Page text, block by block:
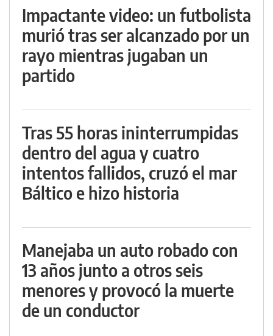
Impactante video: un futbolista
murió tras ser alcanzado por un
rayo mientras jugaban un
partido
Tras 55 horas ininterrumpidas
dentro del agua y cuatro
intentos fallidos, cruzó el mar
Báltico e hizo historia
Manejaba un auto robado con
13 años junto a otros seis
menores y provocó la muerte
de un conductor